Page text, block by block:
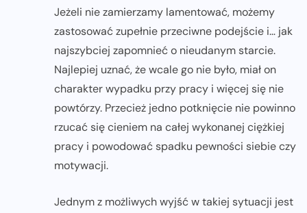
Jeżeli nie zamierzamy lamentować, możemy
zastosować zupełnie przeciwne podejście i… jak
najszybciej zapomnieć o nieudanym starcie.
Najlepiej uznać, że wcale go nie było, miał on
charakter wypadku przy pracy i więcej się nie
powtórzy. Przecież jedno potknięcie nie powinno
rzucać się cieniem na całej wykonanej ciężkiej
pracy i powodować spadku pewności siebie czy
motywacji.
Jednym z możliwych wyjść w takiej sytuacji jest